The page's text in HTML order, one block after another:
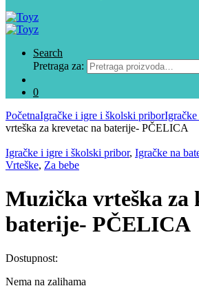
Search
Pretraga za:
0
PočetnaIgračke i igre i školski priborIgračke
vrteška za krevetac na baterije- PČELICA
Igračke i igre i školski pribor, Igračke na
Vrteške, Za bebe
Muzička vrteška za
baterije- PČELICA
Dostupnost:
Nema na zalihama